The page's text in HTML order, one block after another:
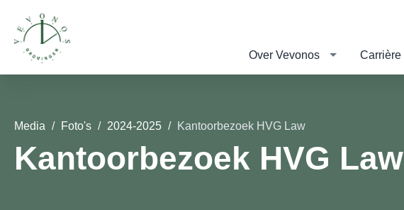
Over Vevonos Carrière
Media Foto's 2024-2025 Kantoorbezoek HVG Law
Kantoorbezoek HVG Law